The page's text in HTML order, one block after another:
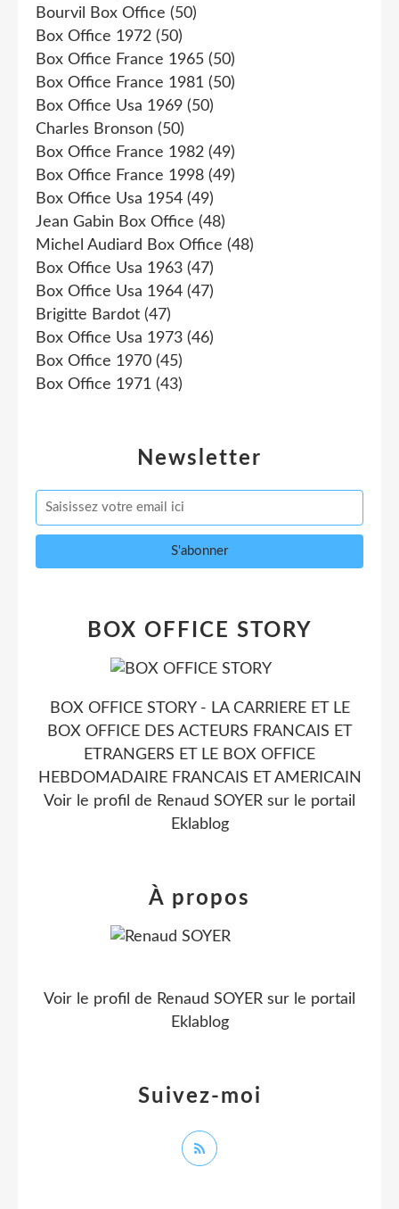
Newsletter
Bourvil Box Office (50)
Box Office 1972 (50)
Box Office France 1965 (50)
Box Office France 1981 (50)
Box Office Usa 1969 (50)
Charles Bronson (50)
Box Office France 1982 (49)
Box Office France 1998 (49)
Box Office Usa 1954 (49)
Jean Gabin Box Office (48)
Michel Audiard Box Office (48)
Box Office Usa 1963 (47)
Box Office Usa 1964 (47)
Brigitte Bardot (47)
Box Office Usa 1973 (46)
Box Office 1970 (45)
Box Office 1971 (43)
BOX OFFICE STORY
BOX OFFICE STORY - LA CARRIERE ET LE
BOX OFFICE DES ACTEURS FRANCAIS ET
ETRANGERS ET LE BOX OFFICE
HEBDOMADAIRE FRANCAIS ET AMERICAIN
Voir le profil de Renaud SOYER sur le portail
Eklablog
Suivez-moi
À propos
Voir le profil de Renaud SOYER sur le portail
Eklablog